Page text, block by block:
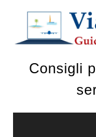
content
Consigli